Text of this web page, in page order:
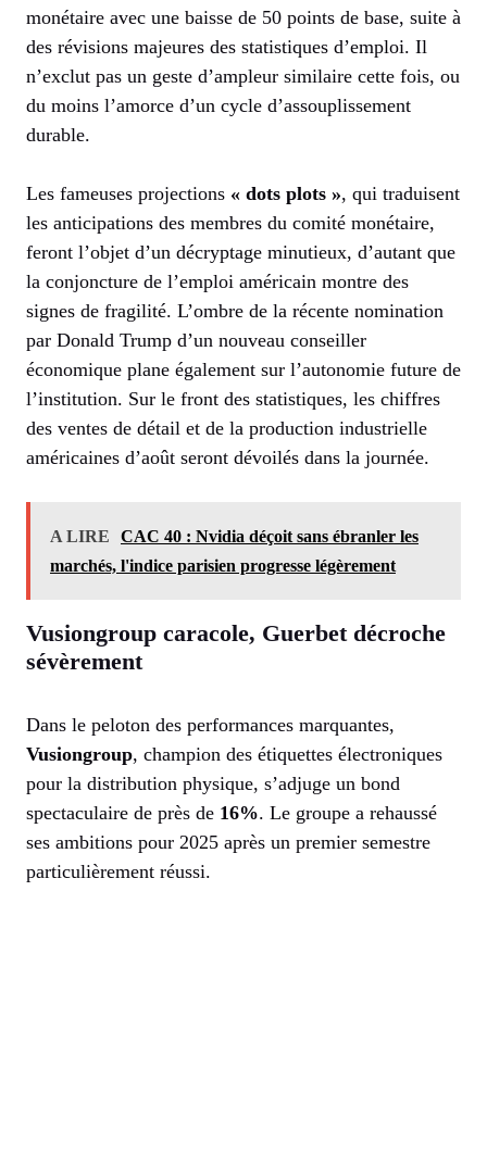
monétaire avec une baisse de 50 points de base, suite à
des révisions majeures des statistiques d’emploi. Il
n’exclut pas un geste d’ampleur similaire cette fois, ou
du moins l’amorce d’un cycle d’assouplissement
durable.
Les fameuses projections « dots plots », qui traduisent
les anticipations des membres du comité monétaire,
feront l’objet d’un décryptage minutieux, d’autant que
la conjoncture de l’emploi américain montre des
signes de fragilité. L’ombre de la récente nomination
par Donald Trump d’un nouveau conseiller
économique plane également sur l’autonomie future de
l’institution. Sur le front des statistiques, les chiffres
des ventes de détail et de la production industrielle
américaines d’août seront dévoilés dans la journée.
A LIRE
CAC 40 : Nvidia déçoit sans ébranler les
marchés, l'indice parisien progresse légèrement
Vusiongroup caracole, Guerbet décroche
sévèrement
Dans le peloton des performances marquantes,
Vusiongroup, champion des étiquettes électroniques
pour la distribution physique, s’adjuge un bond
spectaculaire de près de 16%. Le groupe a rehaussé
ses ambitions pour 2025 après un premier semestre
particulièrement réussi.